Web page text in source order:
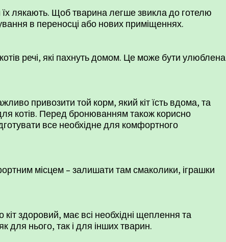
їх лякають. Щоб тварина легше звикла до готелю
в переносці або нових приміщеннях.
речі, які пахнуть домом. Це може бути улюблена
привозити той корм, який кіт їсть вдома, та
котів. Перед бронюванням також корисно
все необхідне для комфортного
місцем – залишати там смаколики, іграшки
здоровий, має всі необхідні щеплення та
для нього, так і для інших тварин.